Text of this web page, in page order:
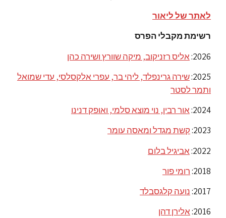
לאתר של ליאור
רשימת מקבלי הפרס
2026: אליס רזניקוב, מיקה שוורץ ושירה כהן
2025: שירה גרינפלד, ליהי בר, עפרי אלקסלסי, עדי שמואל
ותמר לסטר
2024: אור רבין, נוי מוצא סלמי, ואופק דנינו
2023: קשת מגדל ומאסה עומר
2022: אביגיל בלום
2018: רומי פור
2017: נועה קלגסבלד
2016: אלירן דהן